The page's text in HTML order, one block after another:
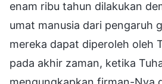
enam ribu tahun dilakukan
umat manusia dari pengaruh
mereka dapat diperoleh oleh
pada akhir zaman, ketika